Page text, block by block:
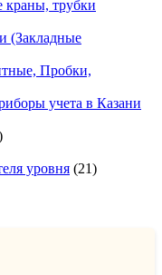
товара
краны, трубки
(Закладные
Пробки,
учета в Казани
уровня 2121